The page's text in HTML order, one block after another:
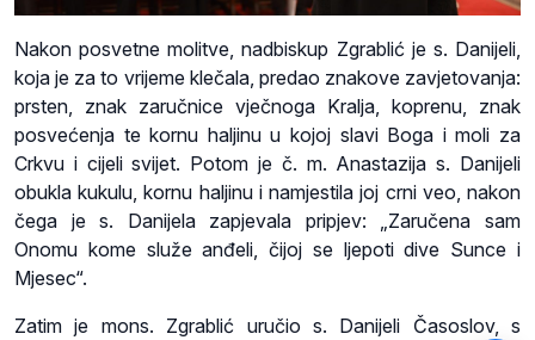
Nakon posvetne molitve, nadbiskup Zgrablić je s. Danijeli,
koja je za to vrijeme klečala, predao znakove zavjetovanja:
prsten, znak zaručnice vječnoga Kralja, koprenu, znak
posvećenja te kornu haljinu u kojoj slavi Boga i moli za
Crkvu i cijeli svijet. Potom je č. m. Anastazija s. Danijeli
obukla kukulu, kornu haljinu i namjestila joj crni veo, nakon
čega je s. Danijela zapjevala pripjev: „Zaručena sam
Onomu kome služe anđeli, čijoj se ljepoti dive Sunce i
Mjesec“.
Zatim je mons. Zgrablić uručio s. Danijeli Časoslov, s